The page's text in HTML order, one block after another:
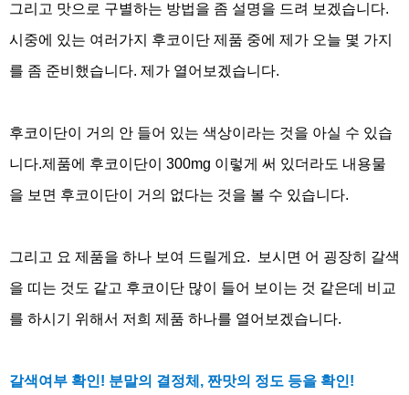
그리고 맛으로 구별하는 방법을 좀 설명을 드려 보겠습니다.
시중에 있는 여러가지 후코이단 제품 중에 제가 오늘 몇 가지
를 좀 준비했습니다. 제가 열어보겠습니다.
후코이단이 거의 안 들어 있는 색상이라는 것을 아실 수 있습
니다.제품에 후코이단이 300mg 이렇게 써 있더라도 내용물
을 보면 후코이단이 거의 없다는 것을 볼 수 있습니다.
그리고 요 제품을 하나 보여 드릴게요.
보시면 어 굉장히 갈색
을 띠는 것도 같고 후코이단 많이 들어 보이는 것 같은데 비교
를 하시기 위해서 저희 제품 하나를 열어보겠습니다.
갈색여부 확인! 분말의 결정체 , 짠맛의 정도 등을 확인!